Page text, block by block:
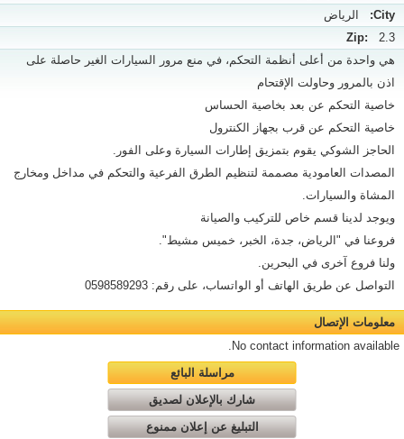
City:
الرياض
Zip: 2.3
هي واحدة من أعلى أنظمة التحكم، في منع مرور السيارات الغير حاصلة على
اذن بالمرور وحاولت الإقتحام
خاصية التحكم عن بعد بخاصية الحساس
خاصية التحكم عن قرب بجهاز الكنترول
الحاجز الشوكي يقوم بتمزيق إطارات السيارة وعلى الفور.
المصدات العامودية مصممة لتنظيم الطرق الفرعية والتحكم في مداخل ومخارج
المشاة والسيارات.
ويوجد لدينا قسم خاص للتركيب والصيانة
فروعنا في "الرياض، جدة، الخبر، خميس مشيط".
ولنا فروع آخرى في البحرين.
التواصل عن طريق الهاتف أو الواتساب، على رقم: 0598589293
معلومات الإتصال
No contact information available.
مراسلة البائع
شارك بالإعلان لصديق
التبليغ عن إعلان ممنوع